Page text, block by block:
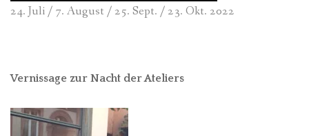
24. Juli / 7. August / 25. Sept. / 23. Okt. 2022
Vernissage zur Nacht der Ateliers